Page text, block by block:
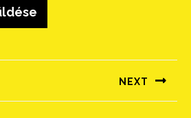
NEXT
Következő